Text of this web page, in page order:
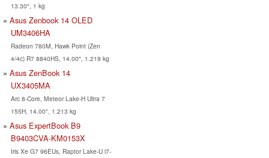
13.30", 1 kg
Asus Zenbook 14 OLED
UM3406HA
Radeon 780M, Hawk Point (Zen
4/4c) R7 8840HS, 14.00", 1.219 kg
Asus ZenBook 14
UX3405MA
Arc 8-Core, Meteor Lake-H Ultra 7
155H, 14.00", 1.213 kg
Asus ExpertBook B9
B9403CVA-KM0153X
Iris Xe G7 96EUs, Raptor Lake-U i7-